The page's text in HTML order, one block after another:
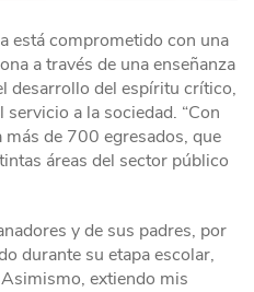
está comprometido con una
a través de una enseñanza
desarrollo del espíritu crítico,
a la sociedad. “Con
de 700 egresados, que
áreas del sector público
y de sus padres, por
durante su etapa escolar,
extiendo mis